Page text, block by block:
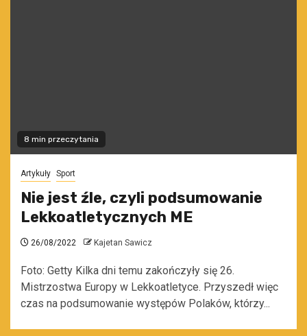
8 min przeczytania
Artykuły Sport
Nie jest źle, czyli podsumowanie
Lekkoatletycznych ME
26/08/2022 Kajetan Sawicz
Foto: Getty Kilka dni temu zakończyły się 26.
Mistrzostwa Europy w Lekkoatletyce. Przyszedł więc
czas na podsumowanie występów Polaków, którzy...